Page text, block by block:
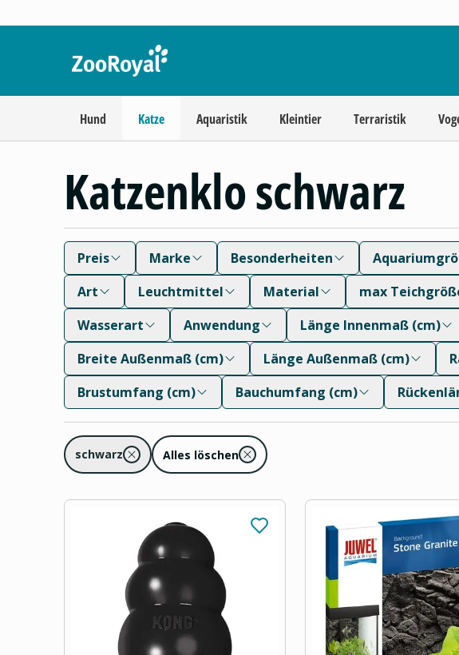
Hund Katze Aquaristik Kleintier Terraristik
Katzenklo schwarz
Preis Marke Besonderheiten
Art
Leuchtmittel Material max
Wasserart
Anwendung Länge Innenmaß (cm)
Breite Außenmaß (cm)
Länge Außenmaß (cm)
Brustumfang (cm)
Bauchumfang (cm)
schwarz Alles löschen